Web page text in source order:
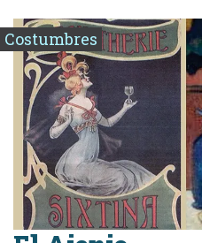
Costumbres